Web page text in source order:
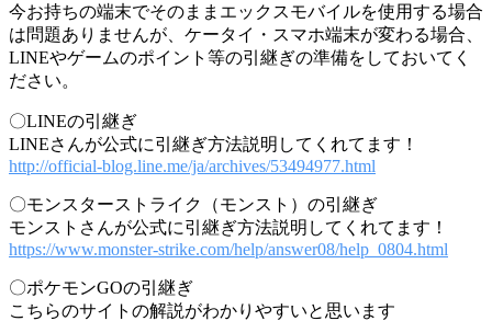
今お持ちの端末でそのままエックスモバイルを使用する場合
は問題ありませんが、ケータイ・スマホ端末が変わる場合、
LINEやゲームのポイント等の引継ぎの準備をしておいてく
ださい。
〇LINEの引継ぎ
LINEさんが公式に引継ぎ方法説明してくれてます！
http://official-blog.line.me/ja/archives/53494977.html
〇モンスターストライク（モンスト）の引継ぎ
モンストさんが公式に引継ぎ方法説明してくれてます！
https://www.monster-strike.com/help/answer08/help_0804.html
〇ポケモンGOの引継ぎ
こちらのサイトの解説がわかりやすいと思います